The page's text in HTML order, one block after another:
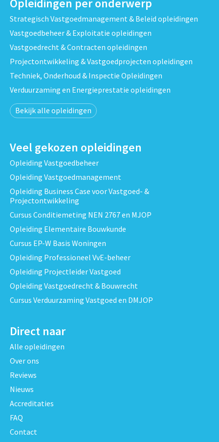
Opleidingen per onderwerp
Strategisch Vastgoedmanagement & Beleid opleidingen
Vastgoedbeheer & Exploitatie opleidingen
Vastgoedrecht & Contracten opleidingen
Projectontwikkeling & Vastgoedprojecten opleidingen
Techniek, Onderhoud & Inspectie Opleidingen
Verduurzaming en Energieprestatie opleidingen
Bekijk alle opleidingen
Veel gekozen opleidingen
Opleiding Vastgoedbeheer
Opleiding Vastgoedmanagement
Opleiding Business Case voor Vastgoed- &
Projectontwikkeling
Cursus Conditiemeting NEN 2767 en MJOP
Opleiding Elementaire Bouwkunde
Cursus EP-W Basis Woningen
Opleiding Professioneel VvE-beheer
Opleiding Projectleider Vastgoed
Opleiding Vastgoedrecht & Bouwrecht
Cursus Verduurzaming Vastgoed en DMJOP
Direct naar
Alle opleidingen
Over ons
Reviews
Nieuws
Accreditaties
FAQ
Contact